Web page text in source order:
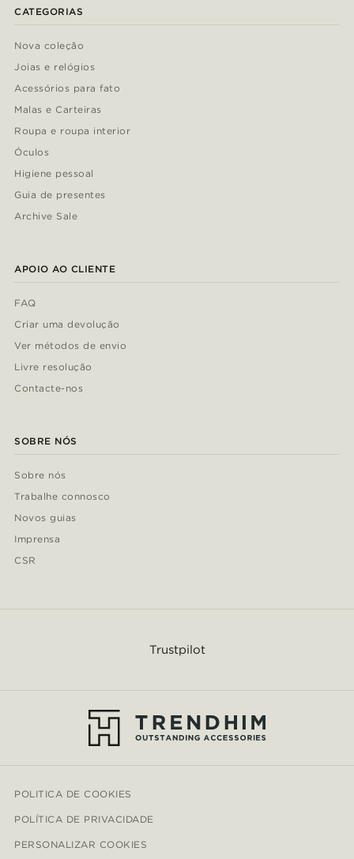
CATEGORIAS
Nova coleção
Joias e relógios
Acessórios para fato
Malas e Carteiras
Roupa e roupa interior
Óculos
Higiene pessoal
Guia de presentes
Archive Sale
APOIO AO CLIENTE
FAQ
Criar uma devolução
Ver métodos de envio
Livre resolução
Contacte-nos
SOBRE NÓS
Sobre nós
Trabalhe connosco
Novos guias
Imprensa
CSR
Trustpilot
POLITICA DE COOKIES
POLÍTICA DE PRIVACIDADE
PERSONALIZAR COOKIES